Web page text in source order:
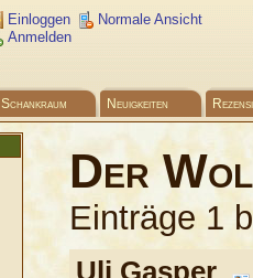
Einloggen
Anmelden
Normale Ansicht
Schankraum Neuigkeiten
Der
Einträge 1
Uli Gasper